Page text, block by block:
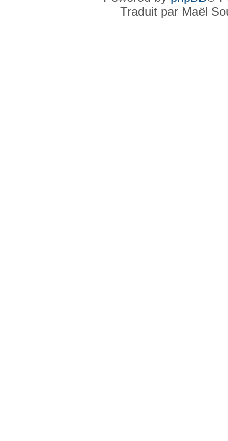
Traduit par Maël